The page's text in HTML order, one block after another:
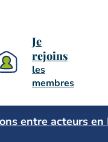
Je
rejoins
les
membres
entre acteurs en